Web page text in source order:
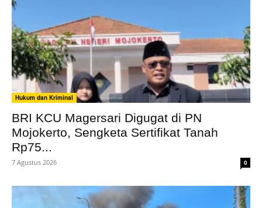
Hukum dan Kriminal
BRI KCU Magersari Digugat di PN
Mojokerto, Sengketa Sertifikat Tanah
Rp75...
7 Agustus 2026 0